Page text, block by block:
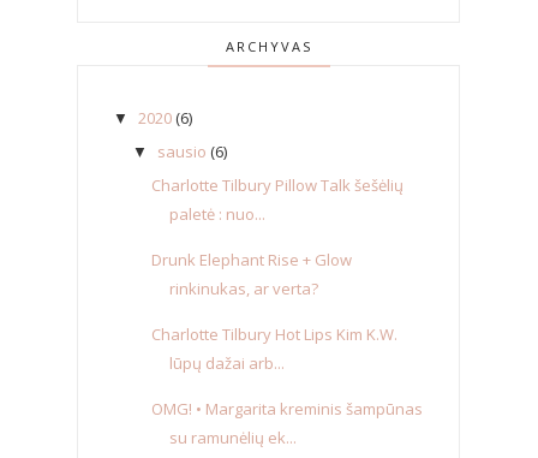
ARCHYVAS
▼ 2020 (6)
▼ sausio (6)
Charlotte Tilbury Pillow Talk šešėlių
paletė : nuo...
Drunk Elephant Rise + Glow
rinkinukas, ar verta?
Charlotte Tilbury Hot Lips Kim K.W.
lūpų dažai arb...
OMG! • Margarita kreminis šampūnas
su ramunėlių ek...